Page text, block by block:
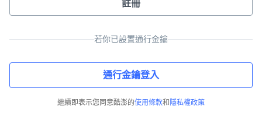
註冊
若你已設置通行金鑰
通行金鑰登入
繼續即表示您同意酷澎的使用條款和 隱私權政策